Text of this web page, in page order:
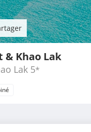
& Khao Lak
Lak 5*